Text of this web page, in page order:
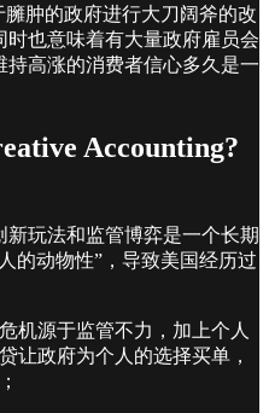
肿的政府进行大刀阔斧的改
也意味着有大量政府雇员会
高涨的消费者信心多久是一
Accounting?
玩法和监管博弈是一个长期
的动物性”，导致美国经历过
机源于监管不力，加上个人
让政府为个人的选择买单，